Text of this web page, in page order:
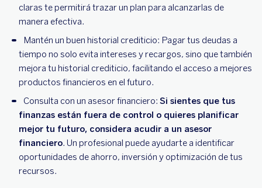
claras te permitirá trazar un plan para alcanzarlas de
manera efectiva.
Mantén un buen historial crediticio: Pagar tus deudas a
tiempo no solo evita intereses y recargos, sino que también
mejora tu historial crediticio, facilitando el acceso a mejores
productos financieros en el futuro.
Consulta con un asesor financiero: Si sientes que tus
finanzas están fuera de control o quieres planificar
mejor tu futuro, considera acudir a un asesor
financiero. Un profesional puede ayudarte a identificar
oportunidades de ahorro, inversión y optimización de tus
recursos.